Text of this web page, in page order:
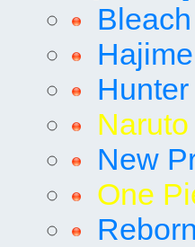
New
One